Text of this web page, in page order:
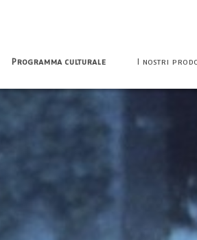
Programma culturale I nostri